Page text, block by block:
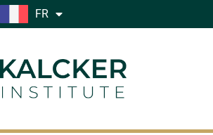
Aller
au
FR